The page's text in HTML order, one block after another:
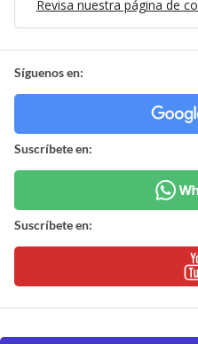
Revisa nuestra página de
Síguenos en:
Suscríbete en:
Suscríbete en: